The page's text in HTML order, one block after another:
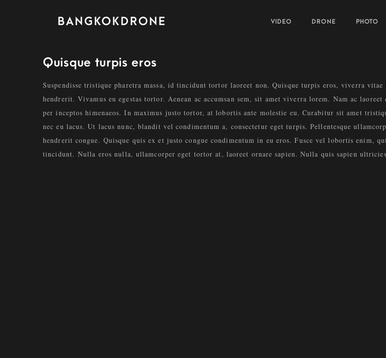
BANGKOKDRONE VIDEO DRONE PHOTO
Quisque turpis eros
Suspendisse tristique pharetra massa, id tincidunt tortor laoreet non. Quisque turpis eros, viverra
hendrerit. Vivamus eu egestas tortor. Aenean ac accumsan sem, sit amet viverra lorem. Nam ac
per inceptos himenaeos. In maximus justo tortor, at lobortis ante molestie eu. Curabitur sit amet
nec eu lacus. Ut lacus nunc, blandit vel condimentum a, consectetur eget turpis. Pellentesque
hendrerit congue. Quisque quis ex et justo congue condimentum in eu eros. Fusce vel lobortis enim,
tincidunt. Nulla eros nulla, ullamcorper eget tortor at, laoreet ornare sapien. Nulla quis sapien